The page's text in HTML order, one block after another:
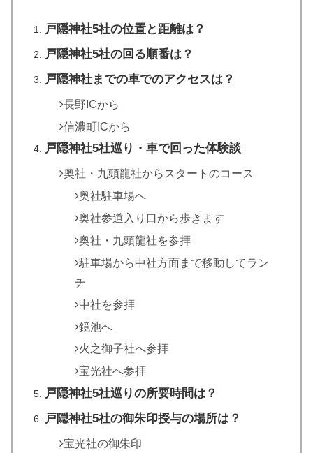
戸隠神社5社の位置と距離は？
戸隠神社5社の回る順番は？
戸隠神社までの車でのアクセスは？
長野ICから
信濃町ICから
戸隠神社5社巡り・車で回った体験談
奥社・九頭龍社からスタートのコース
奥社駐車場へ
奥社参道入り口から歩きます
奥社・九頭龍社を参拝
駐車場から中社方面まで移動してラン
チ
中社を参拝
鏡池へ
火之御子社へ参拝
宝光社へ参拝
戸隠神社5社巡りの所要時間は？
戸隠神社5社の御朱印授与の場所は？
宝光社の御朱印